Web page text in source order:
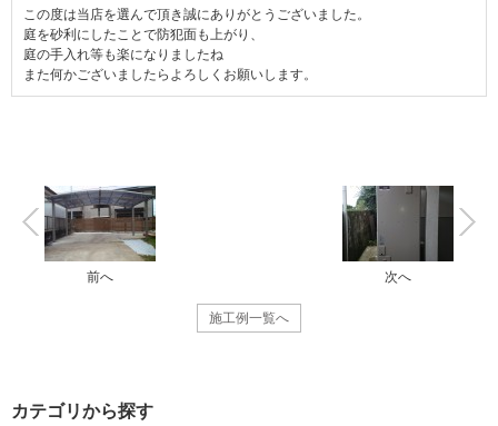
この度は当店を選んで頂き誠にありがとうございました。
庭を砂利にしたことで防犯面も上がり、
庭の手入れ等も楽になりましたね
また何かございましたらよろしくお願いします。
施工例一覧へ
前へ 次へ
カテゴリから探す